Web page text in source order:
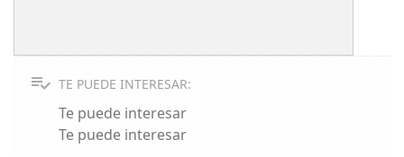
TE PUEDE INTERESAR:
Te puede interesar
Te puede interesar